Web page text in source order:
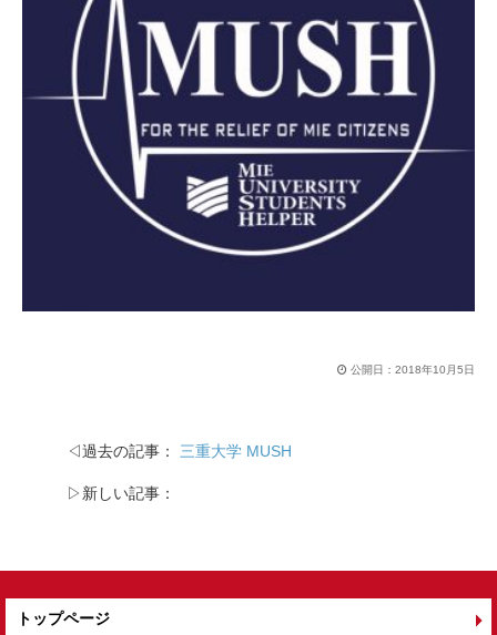
公開日： 2018年10月5日
◁過去の記事： 三重大学 MUSH
▷新しい記事：
トップページ